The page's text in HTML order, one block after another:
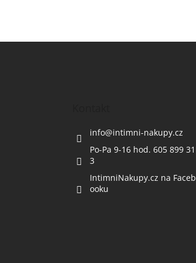
Z
info@intimni-nakupy.cz
Po-Pa 9-16 hod. 605 899 31
3
IntimniNakupy.cz na Faceb
ooku